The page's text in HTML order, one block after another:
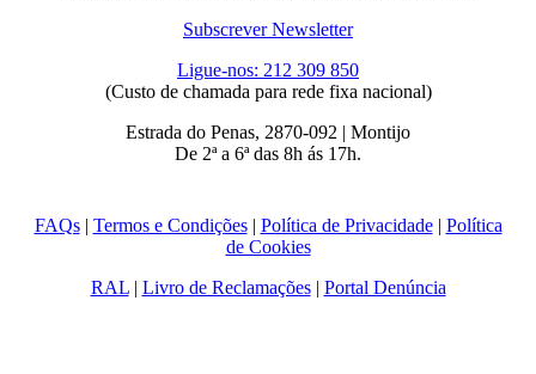
Subscrever Newsletter
Ligue-nos: 212 309 850
(Custo de chamada para rede fixa nacional)
Estrada do Penas, 2870-092 | Montijo
De 2ª a 6ª das 8h ás 17h.
FAQs| Termos e Condições| Política de Privacidade| Política
de Cookies
RAL| Livro de Reclamações| Portal Denúncia